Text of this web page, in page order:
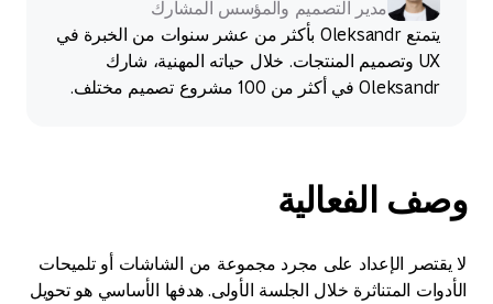
مدير التصميم والمؤسس المشارك
يتمتع Oleksandr بأكثر من عشر سنوات من الخبرة في
UX وتصميم المنتجات. خلال حياته المهنية، شارك
Oleksandr في أكثر من 100 مشروع تصميم مختلف.
وصف الفعالية
لا يقتصر الإعداد على مجرد مجموعة من الشاشات أو تلميحات
الأدوات المتناثرة خلال الجلسة الأولى. هدفها الأساسي هو تحويل